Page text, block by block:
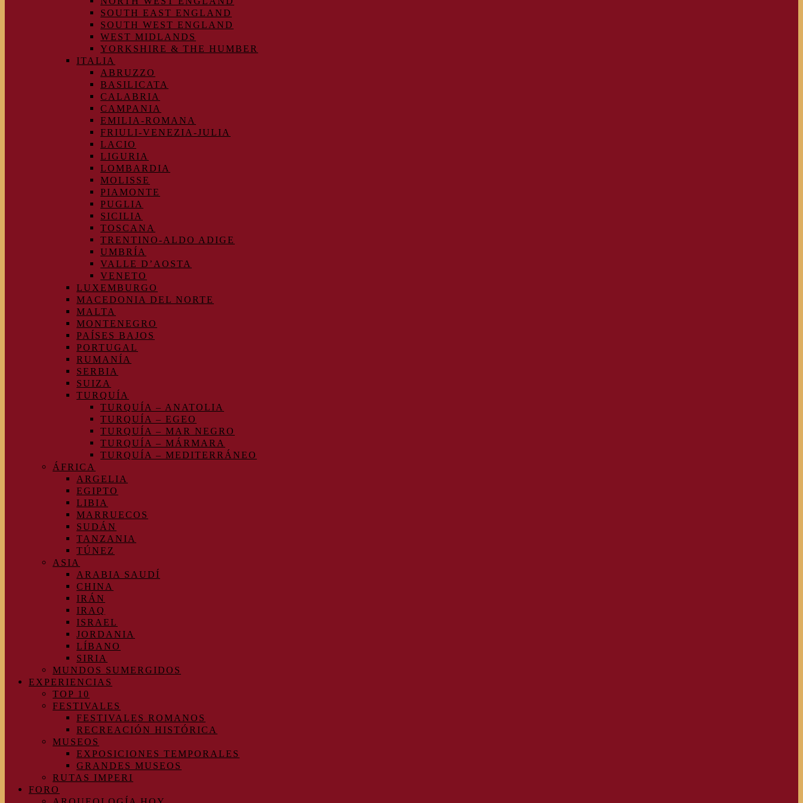
SOUTH EAST ENGLAND
SOUTH WEST ENGLAND
WEST MIDLANDS
YORKSHIRE & THE HUMBER
ITALIA
ABRUZZO
BASILICATA
CALABRIA
CAMPANIA
EMILIA-ROMANA
FRIULI-VENEZIA-JULIA
LACIO
LIGURIA
LOMBARDIA
MOLISSE
PIAMONTE
PUGLIA
SICILIA
TOSCANA
TRENTINO-ALDO ADIGE
UMBRÍA
VALLE D’AOSTA
VENETO
LUXEMBURGO
MACEDONIA DEL NORTE
MALTA
MONTENEGRO
PAÍSES BAJOS
PORTUGAL
RUMANÍA
SERBIA
SUIZA
TURQUÍA
TURQUÍA – ANATOLIA
TURQUÍA – EGEO
TURQUÍA – MAR NEGRO
TURQUÍA – MÁRMARA
TURQUÍA – MEDITERRÁNEO
ÁFRICA
ARGELIA
EGIPTO
LIBIA
MARRUECOS
SUDÁN
TANZANIA
TÚNEZ
ASIA
ARABIA SAUDÍ
CHINA
IRÁN
IRAQ
ISRAEL
JORDANIA
LÍBANO
SIRIA
MUNDOS SUMERGIDOS
EXPERIENCIAS
TOP 10
FESTIVALES
FESTIVALES ROMANOS
RECREACIÓN HISTÓRICA
MUSEOS
EXPOSICIONES TEMPORALES
GRANDES MUSEOS
RUTAS IMPERI
FORO